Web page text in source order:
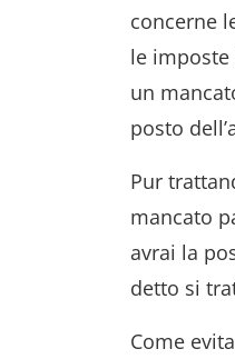
concerne
le imposte
un
posto
Pur
mancato
avrai la
detto si
Come